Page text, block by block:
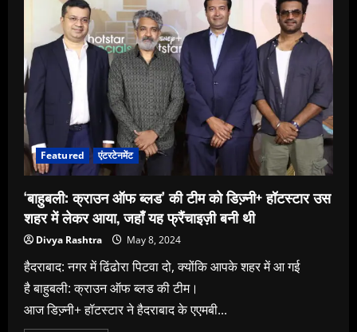
शहर
लेकर
डिज्‍़नी+
हॉटस्‍टार
‘बाहुबली:
क्राउन
ऑफ
ब्‍लड’
तक
अपने
सफर
के
बारे
बताया
Featured एंटरटेनमेंट
‘बाहुबली: क्राउन ऑफ ब्‍लड’ की टीम को डिज्‍़नी+ हॉटस्‍टार उस
शहर में लेकर आया, जहाँ यह फ्रैंचाइज़ी बनी थी
Divya Rashtra May 8, 2024
हैदराबाद: नगर में ढिंढोरा पिटवा दो, क्‍योंकि आपके शहर में आ गई
है बाहुबली: क्राउन ऑफ ब्‍लड की टीम।
आज डिज्‍़नी+ हॉटस्‍टार ने हैदराबाद के एएमबी...